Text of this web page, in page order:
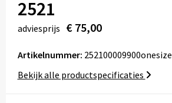
Handdoeken & Dekens
Tassen
2521
adviesprijs € 75,00
Artikelnummer: 252100009900onesize
Bekijk alle productspecificaties